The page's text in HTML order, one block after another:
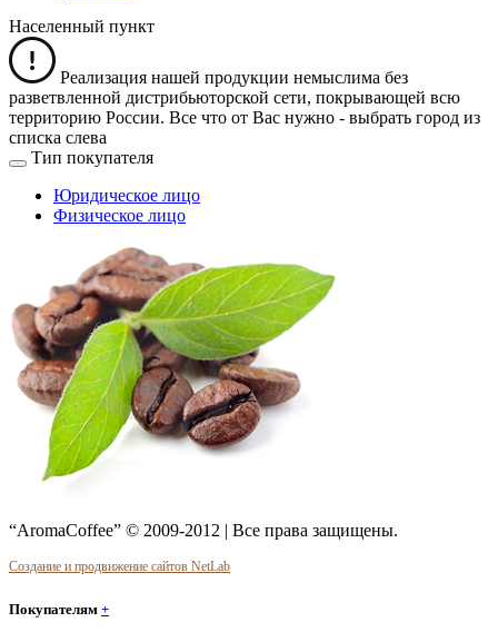
Населенный пункт
Реализация нашей продукции немыслима без
разветвленной дистрибьюторской сети, покрывающей всю
территорию России. Все что от Вас нужно - выбрать город из
списка слева
Тип покупателя
Юридическое лицо
Физическое лицо
“AromaCoffee” © 2009-2012 | Все права защищены.
Создание и продвижение сайтов NetLab
Покупателям +